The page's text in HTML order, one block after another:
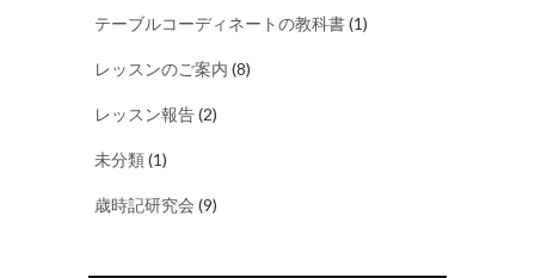
テーブルコーディネートの教科書(1)
レッスンのご案内 (8)
レッスン報告(2)
未分類(1)
歳時記研究会 (9)